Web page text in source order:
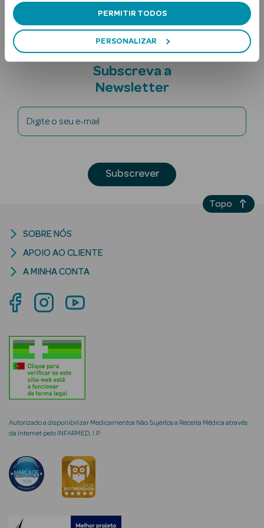
PERMITIR TODOS
PERSONALIZAR
Ver Tudo
Solares
Solares Bebé e
Criança
Ver Tudo
Cosmética
Rosto
Hidratantes
Creme de Olhos
envelhecimento
Subscreva a
Newsletter
Digite o seu e-mail
Subscrever
Autorizado a disponibilizar Medicamentos Não Sujeitos a Receita Médica através
da Internet pelo INFARMED, I.P.
SOBRE NÓS
APOIO AO CLIENTE
A MINHA CONTA
Topo